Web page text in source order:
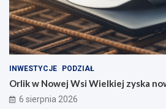
INWESTYCJE PODZIAŁ
Orlik w Nowej Wsi Wielkiej zyska
6 sierpnia 2026